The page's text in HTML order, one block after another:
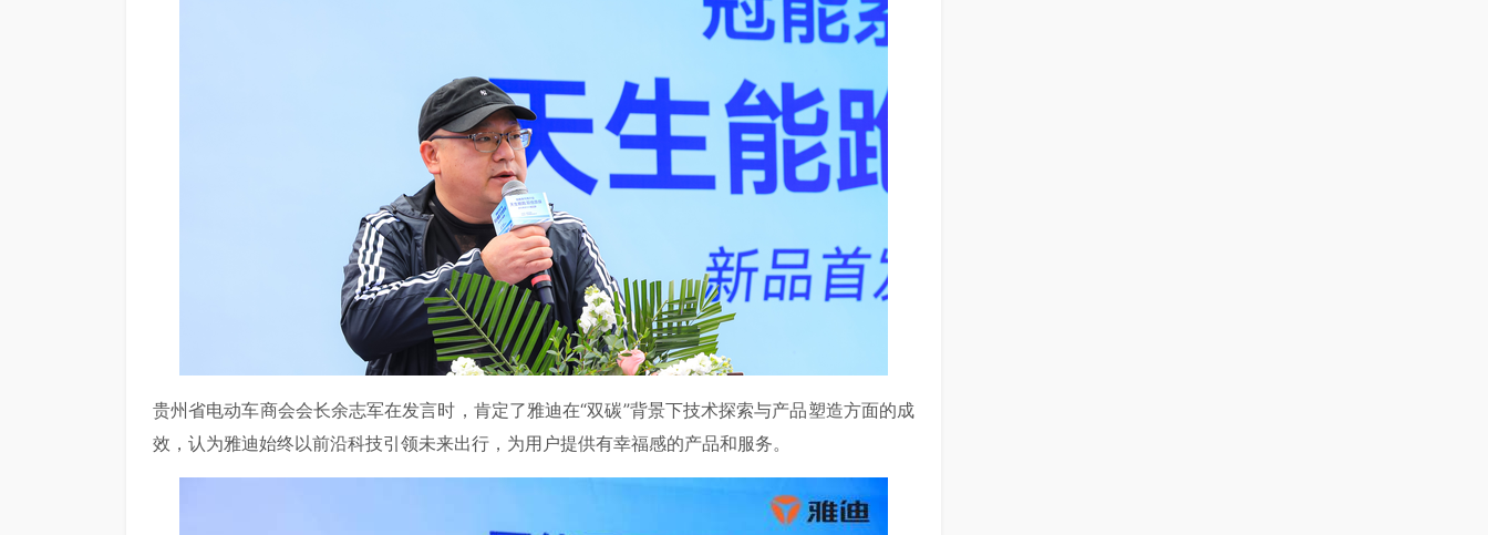
贵州省电动车商会会长余志军在发言时，肯定了雅迪在“双碳”背景下技术探索与产品塑造方面的成
效，认为雅迪始终以前沿科技引领未来出行，为用户提供有幸福感的产品和服务。